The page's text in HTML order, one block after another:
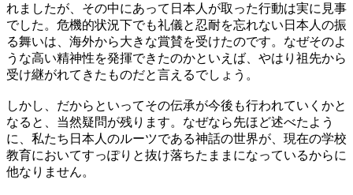
れましたが、その中にあって日本人が取った行動は実に見事
でした。危機的状況下でも礼儀と忍耐を忘れない日本人の振
る舞いは、海外から大きな賞賛を受けたのです。なぜそのよ
うな高い精神性を発揮できたのかといえば、やはり祖先から
受け継がれてきたものだと言えるでしょう。
しかし、だからといってその伝承が今後も行われていくかと
なると、当然疑問が残ります。なぜなら先ほど述べたよう
に、私たち日本人のルーツである神話の世界が、現在の学校
教育においてすっぽりと抜け落ちたままになっているからに
他なりません。